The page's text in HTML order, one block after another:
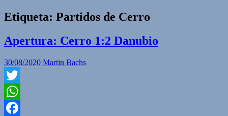
Etiqueta: Partidos de Cerro
Apertura: Cerro 1:2 Danubio
30/08/2020 Martin Bachs
Twitter
WhatsApp